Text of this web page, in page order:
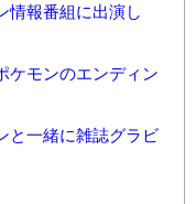
報番組に出演し
ケモンのエンディン
と一緒に雑誌グラビ